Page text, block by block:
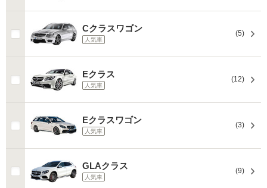
Cクラスワゴン
人気車
(5)
Eクラス
人気車
(12)
Eクラスワゴン
人気車
(3)
GLAクラス
人気車
(9)